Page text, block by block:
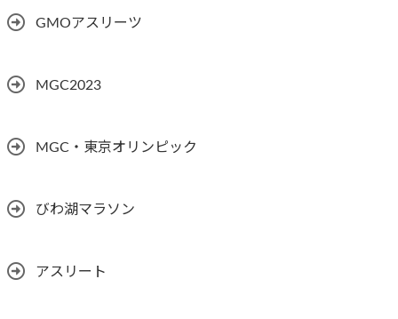
GMOアスリーツ
MGC2023
MGC・東京オリンピック
びわ湖マラソン
アスリート